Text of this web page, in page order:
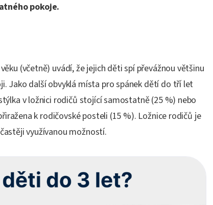
pokoje.
(včetně) uvádí, že jejich děti spí převážnou většinu
Jako další obvyklá místa pro spánek dětí do tří let
v ložnici rodičů stojící samostatně (25 %) nebo
k rodičovské posteli (15 %). Ložnice rodičů je
využívanou možností.